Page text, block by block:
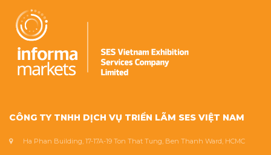
CÔNG TY TNHH DỊCH VỤ TRIỂN LÃM SES VIỆT NAM
Ha Phan Building, 17-17A-19 Ton That Tung, Ben Thanh Ward, HCMC